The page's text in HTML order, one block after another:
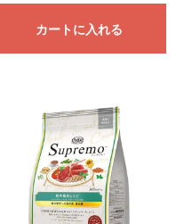
カートに入れる